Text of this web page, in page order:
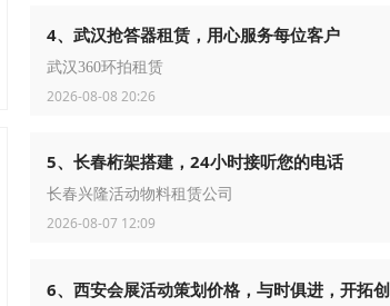
4、武汉抢答器租赁，用心服务每位客户
武汉360环拍租赁
2026-08-08 20:26
5、长春桁架搭建，24小时接听您的电话
长春兴隆活动物料租赁公司
2026-08-07 12:09
6、西安会展活动策划价格，与时俱进，开拓